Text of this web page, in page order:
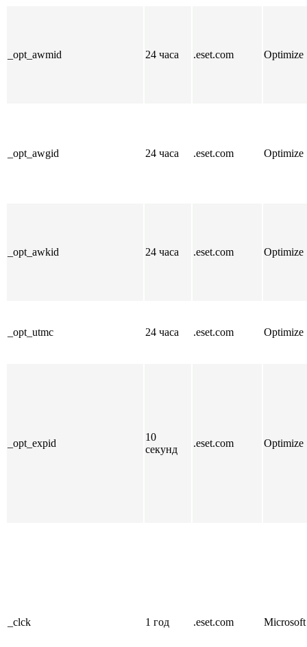
_opt_awmid 24 часа .eset.com Optimize
_opt_awgid 24 часа .eset.com Optimize
_opt_awkid 24 часа .eset.com Optimize
_opt_utmc 24 часа .eset.com Optimize
_opt_expid
10
секунд
.eset.com Optimize
_clck 1 год .eset.com Microsoft